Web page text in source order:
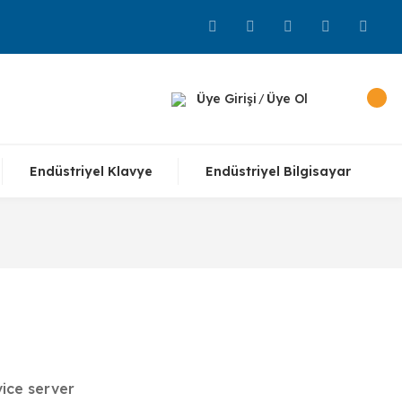
Üye Girişi / Üye Ol
Endüstriyel Klavye Endüstriyel Bilgisayar
server